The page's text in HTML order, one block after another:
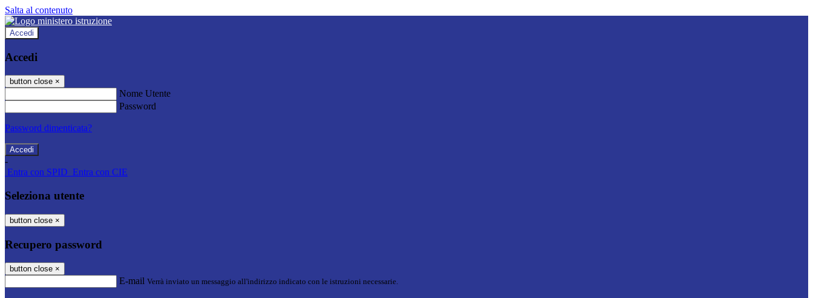
Salta al contenuto
Accedi
Accedi
button close ×
Nome Utente
Password
Password dimenticata?
-
Entra con SPID Entra con CIE
Seleziona utente
button close ×
Recupero password
button close ×
E-mail Verrà inviato un messaggio all'indirizzo indicato con le istruzioni necessarie.